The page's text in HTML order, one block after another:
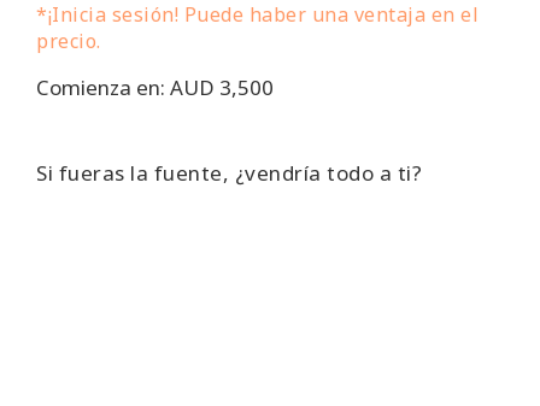
Clases
Facilitadores
Shop
*¡Inicia sesión! Puede haber una ventaja en el
precio.
Comienza en: AUD 3,500
Si fueras la fuente, ¿vendría todo a ti?